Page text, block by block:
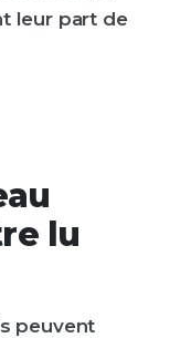
leur part de
lu
peuvent